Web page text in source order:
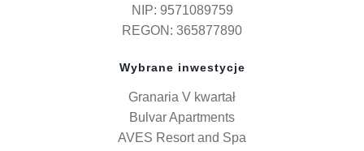
NIP: 9571089759
REGON: 365877890
Wybrane inwestycje
Granaria V kwartał
Bulvar Apartments
AVES Resort and Spa